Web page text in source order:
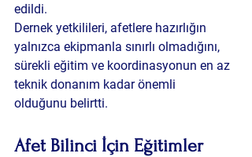
edildi.
Dernek yetkilileri, afetlere hazırlığın
yalnızca ekipmanla sınırlı olmadığını,
sürekli eğitim ve koordinasyonun en az
teknik donanım kadar önemli
olduğunu belirtti.
Afet Bilinci İçin Eğitimler